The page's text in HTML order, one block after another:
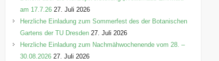
am 17.7.26 27. Juli 2026
Herzliche Einladung zum Sommerfest des der Botanischen
Gartens der TU Dresden 27. Juli 2026
Herzliche Einladung zum Nachmähwochenende vom 28. –
30.08.2026 27. Juli 2026